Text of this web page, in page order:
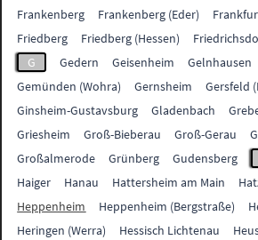
Frankenberg
Frankenberg (Eder)
Friedberg
Friedberg (Hessen)
G
Gedern Geisenheim
Gelnhausen
Gemünden (Wohra)
Gernsheim Gersfeld
Ginsheim-Gustavsburg
Gladenbach
Griesheim
Groß-Bieberau Groß-Gerau
Großalmerode
Grünberg Gudensberg
Haiger
Hanau Hattersheim am Main
Heppenheim
Heppenheim (Bergstraße)
Heringen (Werra)
Hessisch Lichtenau